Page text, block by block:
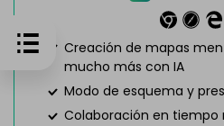
Creación de mapas
mucho más con IA
Modo de esquema y
Colaboración en tiempo